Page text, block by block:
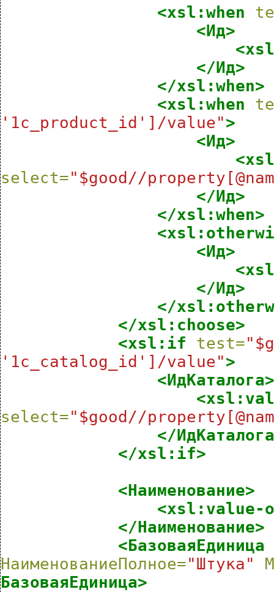
<xsl:when
<Ид>
</Ид>
</xsl:when>
<xsl:when
'1c_product_id']/value">
<Ид>
select="$good//
</Ид>
</xsl:when>
<Ид>
</Ид>
</
</xsl:choose>
<xsl:if
test=
'1c_catalog_id']/value">
select="$good//
</
</xsl:if>
<Наименование>
<xsl:value-
</Наименование>
<БазоваяЕдиница
НаименованиеПолное="Штука"
БазоваяЕдиница>